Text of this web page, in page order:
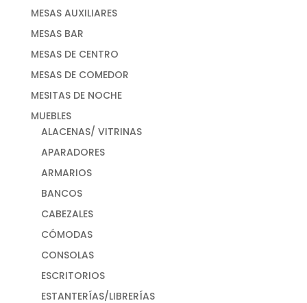
MESAS AUXILIARES
MESAS BAR
MESAS DE CENTRO
MESAS DE COMEDOR
MESITAS DE NOCHE
MUEBLES
ALACENAS/ VITRINAS
APARADORES
ARMARIOS
BANCOS
CABEZALES
CÓMODAS
CONSOLAS
ESCRITORIOS
ESTANTERÍAS/LIBRERÍAS